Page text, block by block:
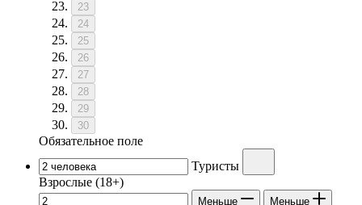
23
24
25
26
27
28
29
30
Обязательное поле
Туристы
Взрослые (18+)
Меньше Меньше